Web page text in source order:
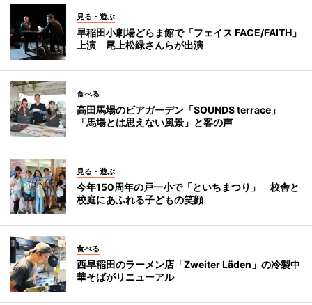
見る・遊ぶ
早稲田小劇場どらま館で「フェイス FACE/FAITH」
上演 尾上松緑さんらが出演
食べる
高田馬場のビアガーデン「SOUNDS terrace」
「馬場とは思えない風景」と客の声
見る・遊ぶ
今年150周年の戸一小で「といちまつり」 校舎と
校庭にあふれる子どもの笑顔
食べる
西早稲田のラーメン店「Zweiter Läden」の冷製中
華そばがリニューアル